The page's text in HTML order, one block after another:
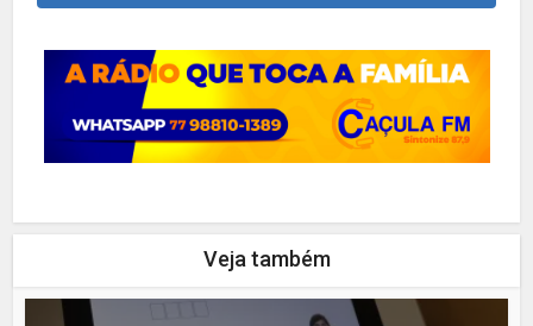
Veja também